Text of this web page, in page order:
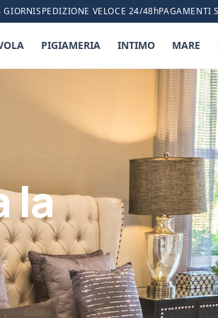
GIORNISPEDIZIONE VELOCE 24/48hPAGAMENTI
PIGIAMERIA INTIMO MARE
la